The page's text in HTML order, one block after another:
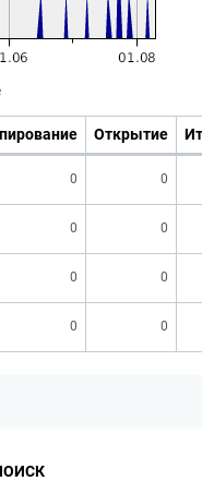
Открытие
0 0
0 0
0 0
0 0